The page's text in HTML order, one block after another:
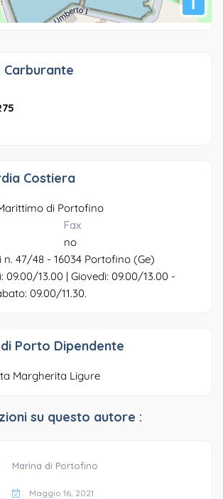
i
Costiera
di Portofino
Fax
no
47/48 - 16034 Portofino (Ge)
09.00/13.00 | Giovedì: 09.00/13.00 -
09.00/11.30.
Porto Dipendente
Margherita Ligure
su questo autore :
Marina di Portofino
Maggio 16, 2021